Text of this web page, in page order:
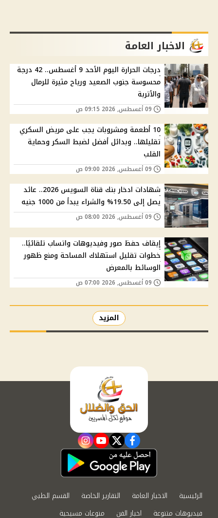
الاخبار العامة
درجات الحرارة اليوم الأحد 9 أغسطس.. 42 درجة
محسوسة جنوب الصعيد ورياح مثيرة للرمال
والأتربة
10 أطعمة ومشروبات يجب على مريض السكري
تقليلها.. وبدائل أفضل لضبط السكر وحماية
القلب
شهادات ادخار بنك قناة السويس 2026.. عائد
يصل إلى 19.50% والشراء يبدأ من 1000 جنيه
إيقاف حفظ صور وفيديوهات واتساب تلقائيًا..
خطوات تقليل استهلاك المساحة ومنع ظهور
الوسائط بالمعرض
المزيد
facebook
twitter
youtube
instagram
الرئيسية الاخبار العامة التقارير الخاصة
القسم الطبي
فيديوهات متنوعة
اخبار الفن منوعات مسيحية